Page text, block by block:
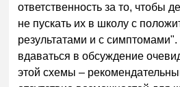
ответственность за то, чтобы
не пускать их в школу с
результатами и с
вдаваться в обсуждение
этой схемы –